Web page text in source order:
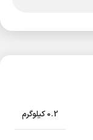
0.2 کیلوگرم